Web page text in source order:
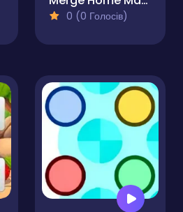
0 (0 Голосів)